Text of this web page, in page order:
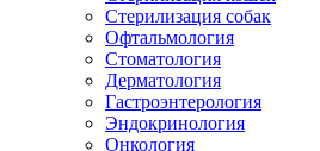
Стерилизация собак
Офтальмология
Стоматология
Дерматология
Гастроэнтерология
Эндокринология
Онкология